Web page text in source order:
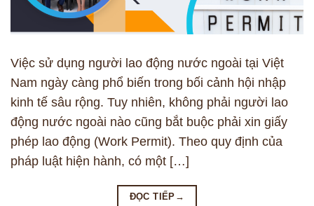
Việc sử dụng người lao động nước ngoài tại Việt
Nam ngày càng phổ biến trong bối cảnh hội nhập
kinh tế sâu rộng. Tuy nhiên, không phải người lao
động nước ngoài nào cũng bắt buộc phải xin giấy
phép lao động (Work Permit). Theo quy định của
pháp luật hiện hành, có một […]
ĐỌC TIẾP →